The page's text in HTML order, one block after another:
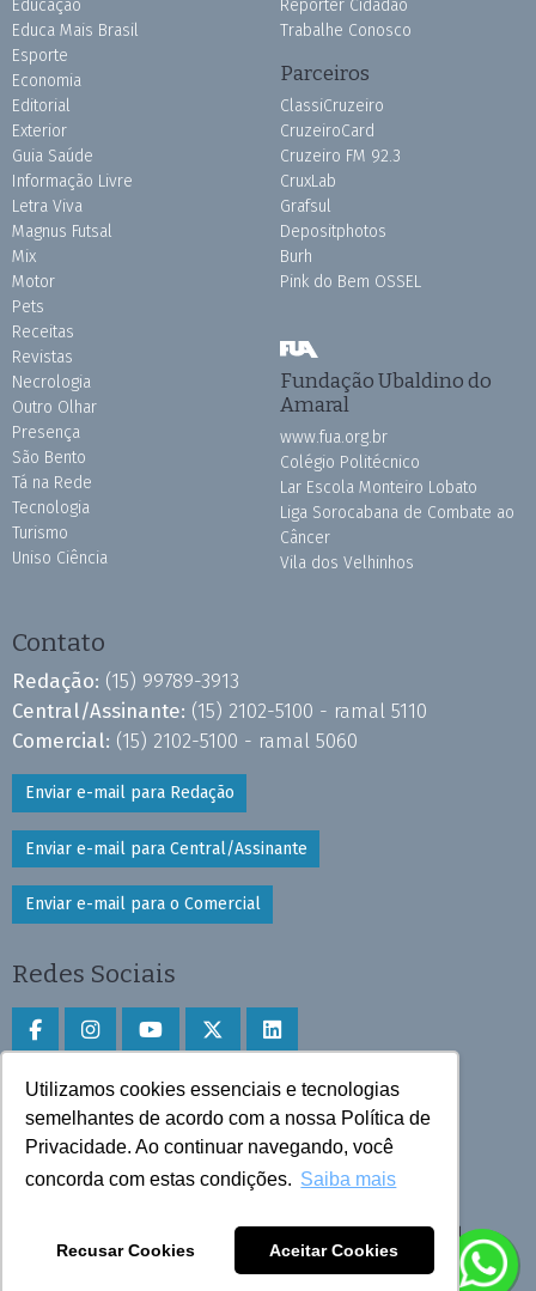
Utilizamos cookies essenciais e tecnologias
semelhantes de acordo com a nossa Política de
Privacidade. Ao continuar navegando, você
concorda com estas condições. Saiba mais
Recusar Cookies Aceitar Cookies
Educação
Educa Mais Brasil
Esporte
Economia
Editorial
Exterior
Guia Saúde
Informação Livre
Letra Viva
Magnus Futsal
Mix
Motor
Pets
Receitas
Revistas
Necrologia
Outro Olhar
Presença
São Bento
Tá na Rede
Tecnologia
Turismo
Uniso Ciência
Repórter Cidadão
Trabalhe Conosco
Parceiros
ClassiCruzeiro
CruzeiroCard
Cruzeiro FM 92.3
CruxLab
Grafsul
Depositphotos
Burh
Pink do Bem OSSEL
Fundação Ubaldino do
Amaral
www.fua.org.br
Colégio Politécnico
Lar Escola Monteiro Lobato
Liga Sorocabana de Combate ao
Câncer
Vila dos Velhinhos
Contato
Redação: (15) 99789-3913
Central/Assinante: (15) 2102-5100 - ramal 5110
Comercial: (15) 2102-5100 - ramal 5060
Enviar e-mail para Redação
Enviar e-mail para Central/Assinante
Enviar e-mail para o Comercial
Redes Sociais
Faça download do aplicativo
Play Store e App Store
Todos os direitos reservados © 2025 Cruzeiro do Sul